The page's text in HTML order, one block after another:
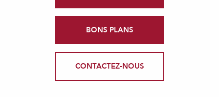
BONS PLANS
CONTACTEZ-NOUS